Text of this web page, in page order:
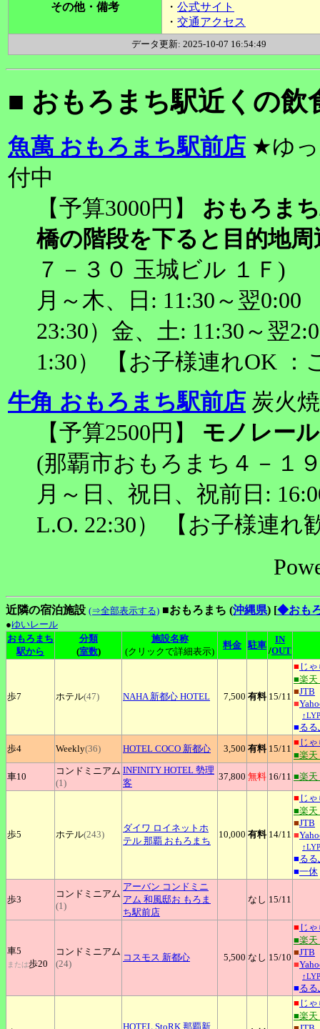
その他・備考
・ 公式サイト
・ 交通アクセス
データ更新: 2025-10-07 16:54:49
■ おもろまち駅近くの飲
魚萬 おもろまち駅前店 ★ゆ
付中
【予算3000円】 おもろま
橋の階段を下ると目的地
７－３０ 玉城ビル １Ｆ)
月～木、日: 11:30～翌0:00
23:30）金、土: 11:30～翌
1:30） 【お子様連れOK
牛角 おもろまち駅前店 炭火
【予算2500円】 モノレー
(那覇市おもろまち４－１
月～日、祝日、祝前日:
L.O. 22:30） 【お子様連れ
近隣の宿泊施設 (⇒全部表示する) ■おもろまち (沖縄県) [◆おも
●ゆいレール
おもろまち
駅から
分類
(室数)
施設名称
(クリックで詳細表示)
料金 駐車
IN
/OUT
歩7 ホテル(47) NAHA新都心 HOTEL 7,500 有料 15/11
■ じ
■楽天
■JTB
■
■る
歩4
Weekly(36) HOTEL COCO 新都心 3,500 有料 15/11
■ じ
■楽天
車10
コンドミニアム
(1)
INFINITY HOTEL 勢理
客
37,800 無料 16/11 ■楽天
歩5 ホテル(243)
ダイワ ロイネットホ
テル 那覇 おもろまち
10,000 有料 14/11
■ じ
■楽天
■JTB
■
■る
■一休
歩3
コンドミニアム
(1)
アーバン コンドミニ
アム 和風邸お もろま
ち駅前店
なし 15/11
車5
または歩20
コンドミニアム
(24)
コスモス 新都心 5,500 なし 15/10
■ じ
■楽天
■JTB
■
■る
HOTEL StoRK 那覇新
■ じ
■楽天